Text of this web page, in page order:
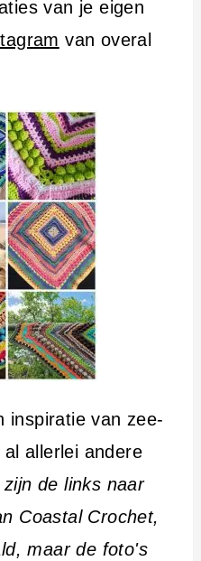
van je eigen
van overal
inspiratie van zee-
allerlei andere
de links naar
Coastal Crochet,
maar de foto's